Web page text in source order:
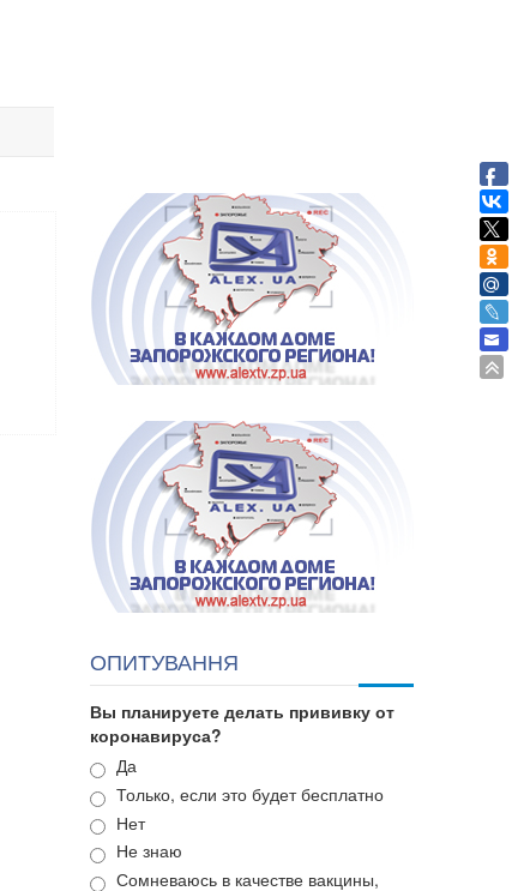
ОПИТУВАННЯ
Вы планируете делать прививку от
коронавируса?
Варианты
Да
Только, если это будет бесплатно
Нет
Не знаю
Сомневаюсь в качестве вакцины,